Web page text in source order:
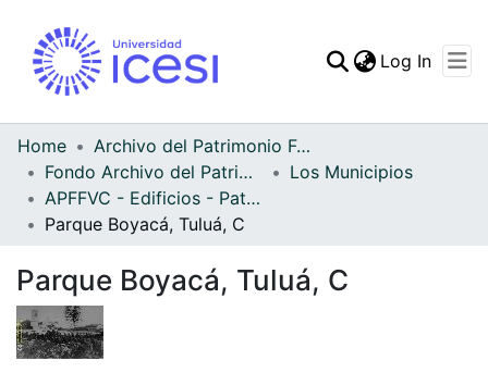
Statistics
Log In
Home
Archivo del Patrimonio Fotográfico y Fílmico del Valle del Cauca
Fondo Archivo del Patrimonio Fotográfico y Fílmico del Valle del Cauca
Los Municipios
APFFVC - Edificios - Patrimonial
Parque Boyacá, Tuluá, C
Parque Boyacá, Tuluá, C